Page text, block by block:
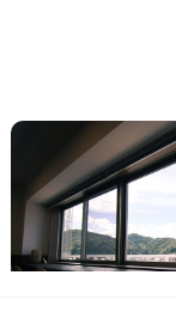
舞鶴B邸
京都府 ゲストハウス
【舞鶴の玄関口】駅
ゲストハウス
この家からの距離 47km